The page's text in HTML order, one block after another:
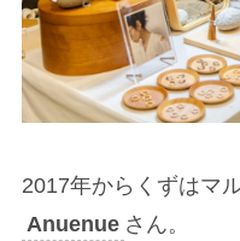
2017年からくずはマ
Anuenue さん。